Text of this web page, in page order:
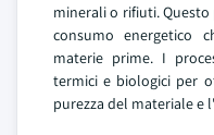
minerali o rifiuti.
consumo energetico
materie prime. I
termici e biologici per
purezza del materiale